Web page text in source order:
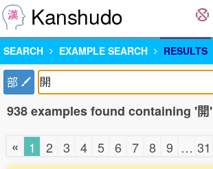
Kanshudo
SEARCH EXAMPLE SEARCH RESULTS
部
938 examples found containing '開'
« 1 2 3 4 5 6 7 8 9 … 31